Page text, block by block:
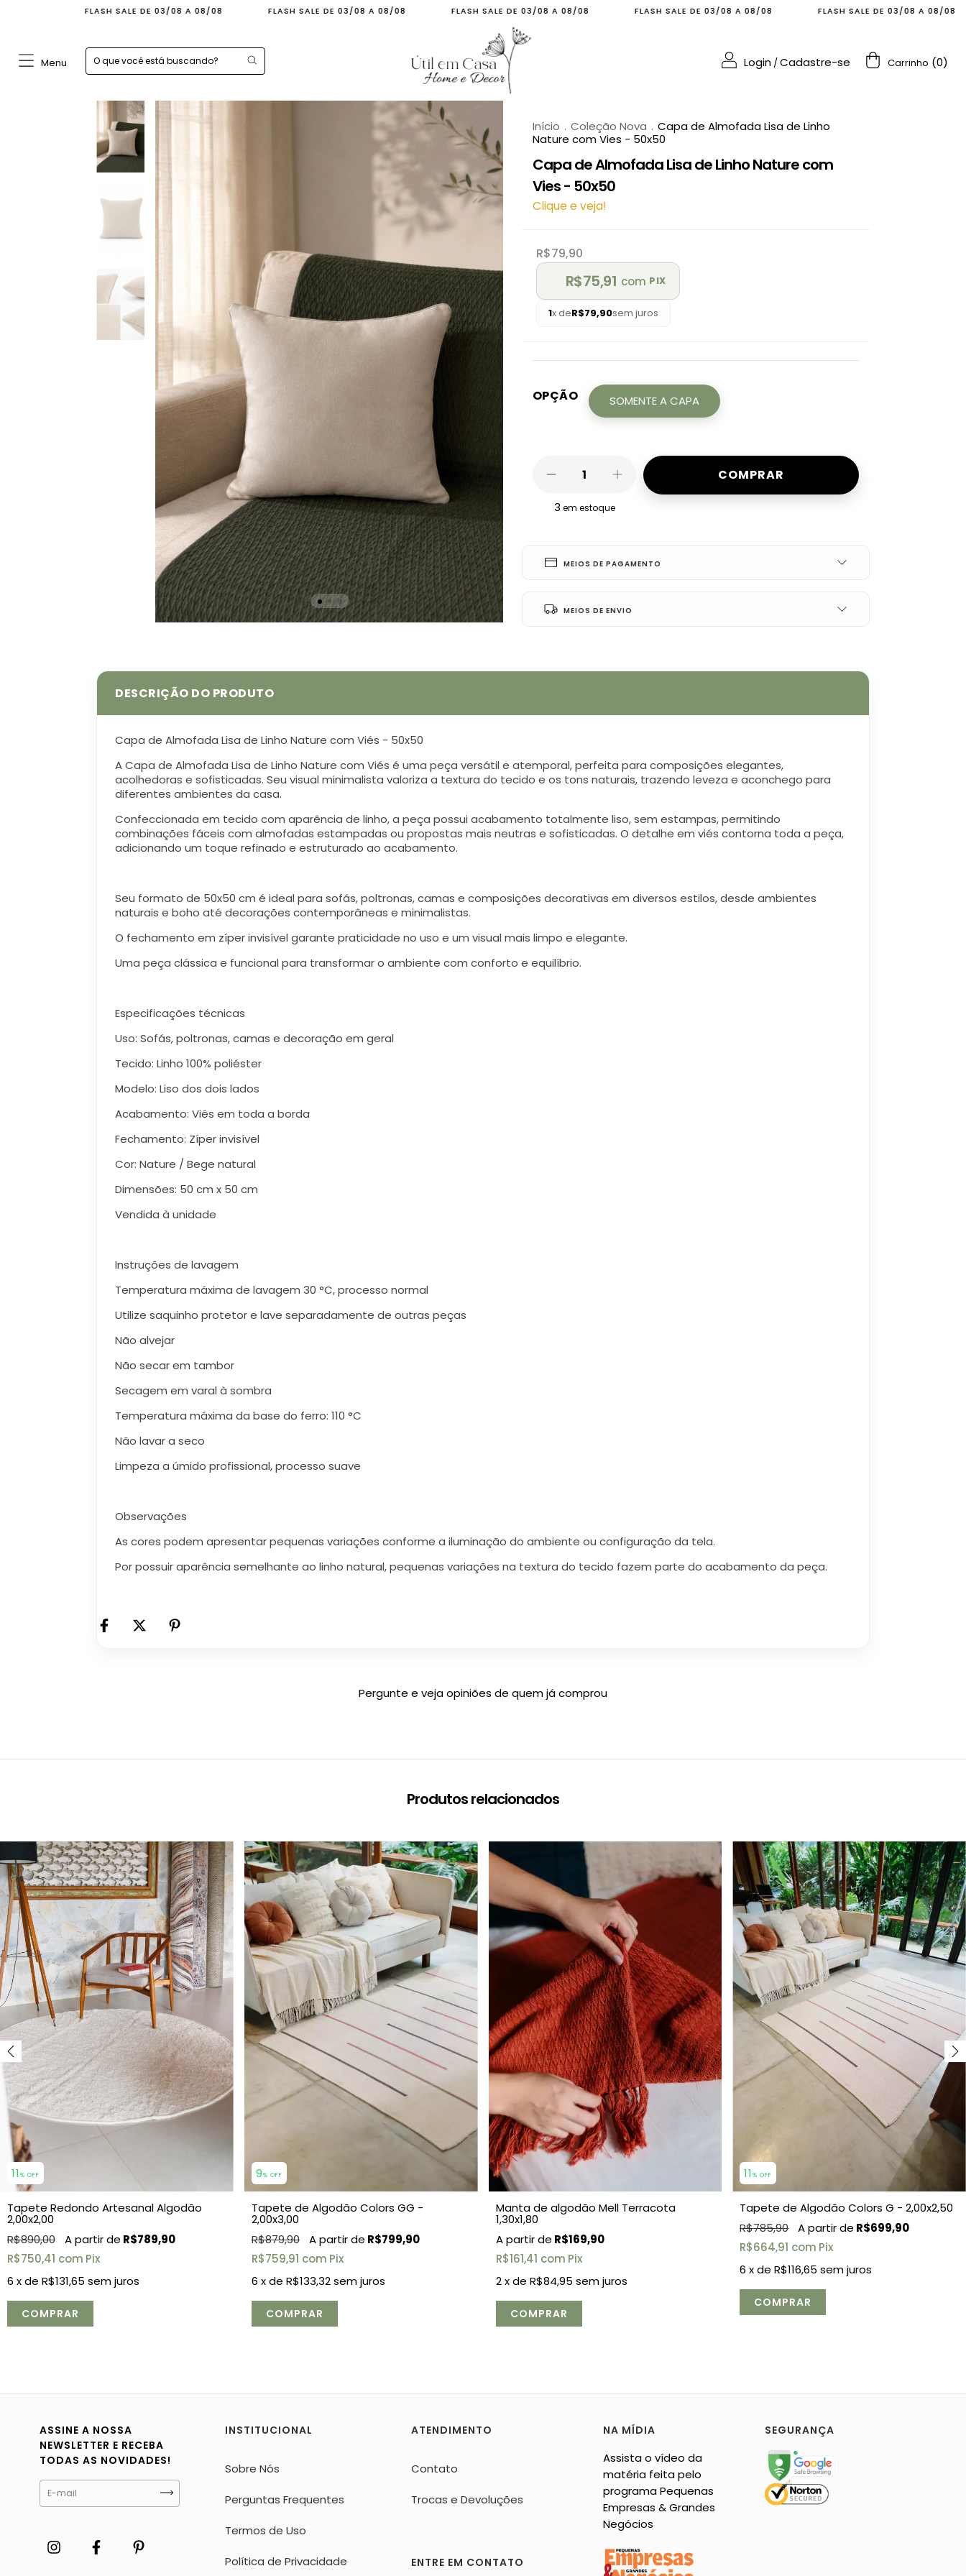
FLASH SALE DE 03/08 A 08/08 FLASH SALE DE 03/08 A 08/08 FLASH SALE DE 03/08 A 08/08 FLASH SALE DE 03/08 A 08/08 FLASH SALE DE 03/08 A 08/08 FLASH
Menu Login /Cadastre-se Carrinho (0)
Início . Coleção Nova . Capa de Almofada Lisa de Linho
Nature com Vies - 50x50
Capa de Almofada Lisa de Linho Nature com
Vies - 50x50
Clique e veja!
R$79,90
R$75,91 com PIX
1x deR$79,90sem juros
OPÇÃO SOMENTE A CAPA
3 em estoque
MEIOS DE PAGAMENTO
MEIOS DE ENVIO
Capa de Almofada Lisa de Linho Nature com Viés - 50x50
A Capa de Almofada Lisa de Linho Nature com Viés é uma peça versátil e atemporal, perfeita para composições elegantes,
acolhedoras e sofisticadas. Seu visual minimalista valoriza a textura do tecido e os tons naturais, trazendo leveza e aconchego para
diferentes ambientes da casa.
Confeccionada em tecido com aparência de linho, a peça possui acabamento totalmente liso, sem estampas, permitindo
combinações fáceis com almofadas estampadas ou propostas mais neutras e sofisticadas. O detalhe em viés contorna toda a peça,
adicionando um toque refinado e estruturado ao acabamento.
Seu formato de 50x50 cm é ideal para sofás, poltronas, camas e composições decorativas em diversos estilos, desde ambientes
naturais e boho até decorações contemporâneas e minimalistas.
O fechamento em zíper invisível garante praticidade no uso e um visual mais limpo e elegante.
Uma peça clássica e funcional para transformar o ambiente com conforto e equilíbrio.
Especificações técnicas
Uso: Sofás, poltronas, camas e decoração em geral
Tecido: Linho 100% poliéster
Modelo: Liso dos dois lados
Acabamento: Viés em toda a borda
Fechamento: Zíper invisível
Cor: Nature / Bege natural
Dimensões: 50 cm x 50 cm
Vendida à unidade
Instruções de lavagem
Temperatura máxima de lavagem 30 °C, processo normal
Utilize saquinho protetor e lave separadamente de outras peças
Não alvejar
Não secar em tambor
Secagem em varal à sombra
Temperatura máxima da base do ferro: 110 °C
Não lavar a seco
Limpeza a úmido profissional, processo suave
Observações
As cores podem apresentar pequenas variações conforme a iluminação do ambiente ou configuração da tela.
Por possuir aparência semelhante ao linho natural, pequenas variações na textura do tecido fazem parte do acabamento da peça.
Pergunte e veja opiniões de quem já comprou
Produtos relacionados
11 % OFF
Tapete Redondo Artesanal Algodão
2,00x2,00
R$890,00
R$789,90
R$750,41 com Pix
6 x de R$131,65 sem juros
9% OFF
Tapete de Algodão Colors GG -
2,00x3,00
R$879,90
R$799,90
R$759,91 com Pix
6 x de R$133,32 sem juros
Manta de algodão Mell Terracota
1,30x1,80
R$169,90
R$161,41 com Pix
2 x de R$84,95 sem juros
11% OFF
Tapete de Algodão Colors G - 2,00x2,50
R$785,90
R$699,90
R$664,91 com Pix
6 x deR$116,65 sem juros
ASSINE A NOSSA
NEWSLETTER E RECEBA
TODAS AS NOVIDADES!
INSTITUCIONAL
Sobre Nós
Perguntas Frequentes
Termos de Uso
Política de Privacidade
ATENDIMENTO
Contato
Trocas e Devoluções
ENTRE EM CONTATO
NA MÍDIA
Assista o vídeo da
matéria feita pelo
programa Pequenas
Empresas & Grandes
Negócios
SEGURANÇA